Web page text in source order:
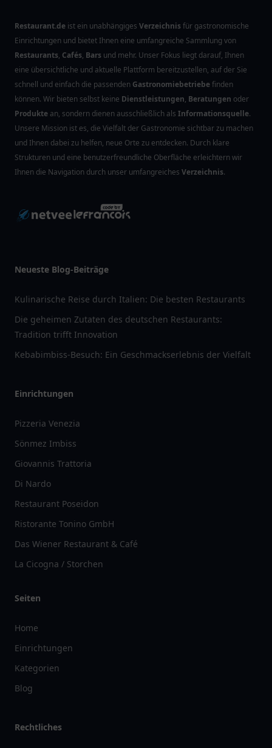
Restaurant.de ist ein unabhängiges Verzeichnisfür gastronomische
Einrichtungen und bietet Ihnen eine umfangreiche Sammlung von
Restaurants, Cafés, Bars und mehr. Unser Fokus liegt darauf, Ihnen
eine übersichtliche und aktuelle Plattform bereitzustellen, auf der Sie
schnell und einfach die passenden Gastronomiebetriebefinden
können. Wir bieten selbst keine Dienstleistungen, Beratungen oder
Produkte an, sondern dienen ausschließlich als Informationsquelle.
Unsere Mission ist es, die Vielfalt der Gastronomie sichtbar zu machen
und Ihnen dabei zu helfen, neue Orte zu entdecken. Durch klare
Strukturen und eine benutzerfreundliche Oberfläche erleichtern wir
Ihnen die Navigation durch unser umfangreiches Verzeichnis.
Neueste Blog-Beiträge
Kulinarische Reise durch Italien: Die besten Restaurants
Die geheimen Zutaten des deutschen Restaurants:
Tradition trifft Innovation
Kebabimbiss-Besuch: Ein Geschmackserlebnis der Vielfalt
Einrichtungen
Pizzeria Venezia
Sönmez Imbiss
Giovannis Trattoria
Di Nardo
Restaurant Poseidon
Ristorante Tonino GmbH
Das Wiener Restaurant & Café
La Cicogna / Storchen
Seiten
Home
Einrichtungen
Kategorien
Blog
Rechtliches